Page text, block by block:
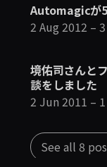
Automagicが
2 Aug 2012 –
境佑司さんと
談をしました
2 Jun 2011 –
See all 8